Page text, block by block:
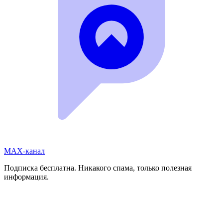
MAX-канал
Подписка бесплатна. Никакого спама, только полезная
информация.